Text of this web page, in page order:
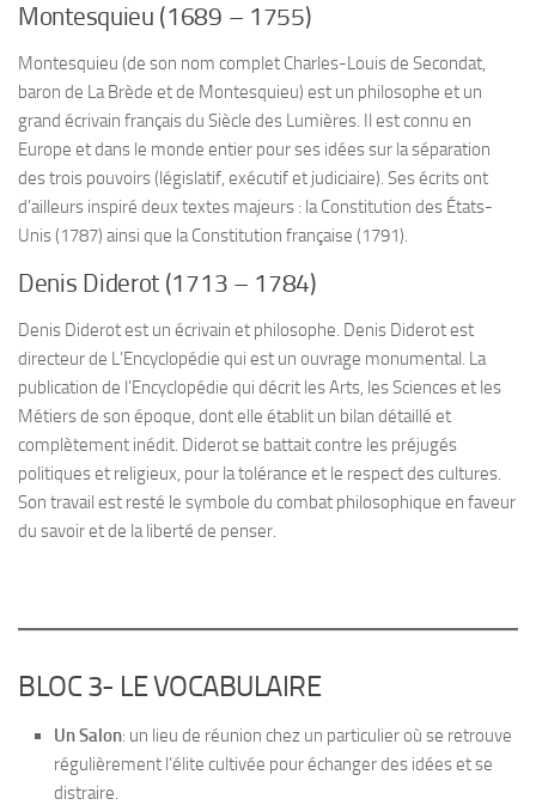
Montesquieu (1689 – 1755)
Montesquieu (de son nom complet Charles-Louis de Secondat,
baron de La Brède et de Montesquieu) est un philosophe et un
grand écrivain français du Siècle des Lumières. Il est connu en
Europe et dans le monde entier pour ses idées sur la séparation
des trois pouvoirs (législatif, exécutif et judiciaire). Ses écrits ont
d’ailleurs inspiré deux textes majeurs : la Constitution des États-
Unis (1787) ainsi que la Constitution française (1791).
Denis Diderot (1713 – 1784)
Denis Diderot est un écrivain et philosophe. Denis Diderot est
directeur de L’Encyclopédie qui est un ouvrage monumental. La
publication de l’Encyclopédie qui décrit les Arts, les Sciences et les
Métiers de son époque, dont elle établit un bilan détaillé et
complètement inédit. Diderot se battait contre les préjugés
politiques et religieux, pour la tolérance et le respect des cultures.
Son travail est resté le symbole du combat philosophique en faveur
du savoir et de la liberté de penser.
BLOC 3- LE VOCABULAIRE
Un Salon: un lieu de réunion chez un particulier où se retrouve
régulièrement l’élite cultivée pour échanger des idées et se
distraire.